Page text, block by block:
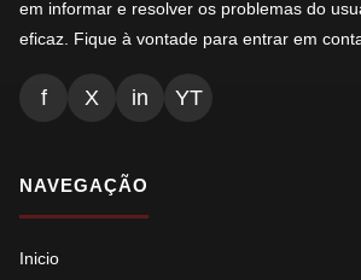
em informar e resolver os problemas do
eficaz. Fique à vontade para entrar em
f X in YT
NAVEGAÇÃO
Inicio